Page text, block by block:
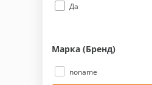
Да
Марка (Бренд)
noname